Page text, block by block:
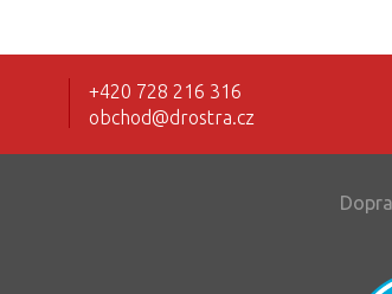
+420 728 216 316
obchod@drostra.cz